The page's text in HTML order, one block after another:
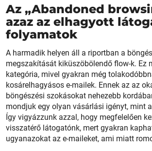
Az „Abandoned
azaz az elhagyott
folyamatok
A harmadik helyen áll a riportban a
megszakítását kiküszöbölendő flow-k. Ez
kategória, mivel gyakran még
kosárelhagyásos e-mailek. Ennek az az
böngészési szokásokat nehezebb
mondjuk egy olyan vásárlási igényt, mint
Így vigyázzunk azzal, hogy megfelelően
visszatérő látogatónk, mert gyakran
ugyanazokat az e-maileket, ami miatt